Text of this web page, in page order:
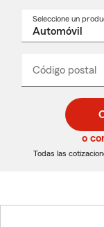
Seleccione un
Código postal
5
5
_____
o
Todas las